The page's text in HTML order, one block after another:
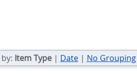
Item Type| Date| No Grouping